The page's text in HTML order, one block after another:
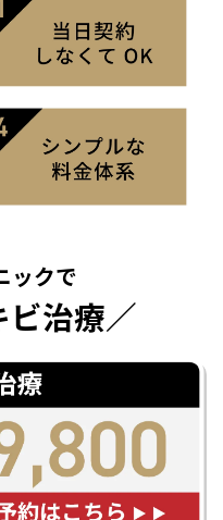
ックで
ビ治療／